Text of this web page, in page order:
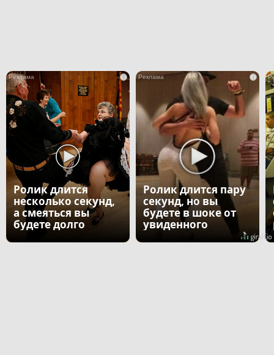
i
Ролик длится
несколько секунд,
а смеяться вы
будете долго
i
Ролик длится пару
секунд, но вы
будете в шоке от
увиденного